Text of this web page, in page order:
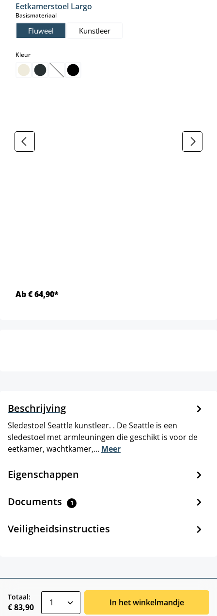
Eetkamerstoel Largo
Basismateriaalselect
Fluweel Kunstleer
Kleurselect
(Deze optie is momenteel niet beschikbaar.)
Ab € 64,90*
Beschrijving
Sledestoel Seattle kunstleer. . De Seattle is een
sledestoel met armleuningen die geschikt is voor de
eetkamer, wachtkamer,… Meer
Eigenschappen
Documents 1
Veiligheidsinstructies
Totaal:
€ 83,90 In het winkelmandje